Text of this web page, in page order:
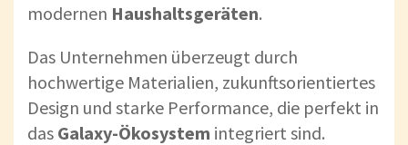
modernen Haushaltsgeräten.
Das Unternehmen überzeugt durch
hochwertige Materialien, zukunftsorientiertes
Design und starke Performance, die perfekt in
das Galaxy-Ökosystem integriert sind.